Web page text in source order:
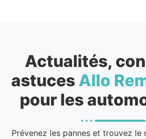
Actualités,
astuces Allo
pour les
Prévenez les pannes et trouvez le